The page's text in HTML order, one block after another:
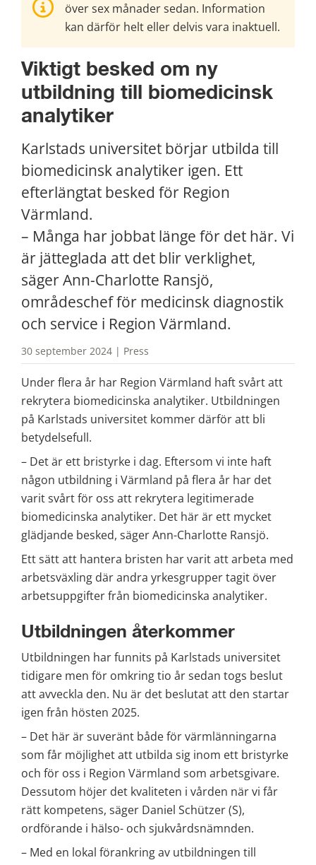
över sex månader sedan. Information
kan därför helt eller delvis vara inaktuell.
Viktigt besked om ny
utbildning till biomedicinsk
analytiker
Karlstads universitet börjar utbilda till
biomedicinsk analytiker igen. Ett
efterlängtat besked för Region
Värmland.
– Många har jobbat länge för det här. Vi
är jätteglada att det blir verklighet,
säger Ann-Charlotte Ransjö,
områdeschef för medicinsk diagnostik
och service i Region Värmland.
30 september 2024 | Press
Under flera år har Region Värmland haft svårt att
rekrytera biomedicinska analytiker. Utbildningen
på Karlstads universitet kommer därför att bli
betydelsefull.
– Det är ett bristyrke i dag. Eftersom vi inte haft
någon utbildning i Värmland på flera år har det
varit svårt för oss att rekrytera legitimerade
biomedicinska analytiker. Det här är ett mycket
glädjande besked, säger Ann-Charlotte Ransjö.
Ett sätt att hantera bristen har varit att arbeta med
arbetsväxling där andra yrkesgrupper tagit över
arbetsuppgifter från biomedicinska analytiker.
Utbildningen återkommer
Utbildningen har funnits på Karlstads universitet
tidigare men för omkring tio år sedan togs beslut
att avveckla den. Nu är det beslutat att den startar
igen från hösten 2025.
– Det här är suveränt både för värmlänningarna
som får möjlighet att utbilda sig inom ett bristyrke
och för oss i Region Värmland som arbetsgivare.
Dessutom höjer det kvaliteten i vården när vi får
rätt kompetens, säger Daniel Schützer (S),
ordförande i hälso- och sjukvårdsnämnden.
– Med en lokal förankring av utbildningen till